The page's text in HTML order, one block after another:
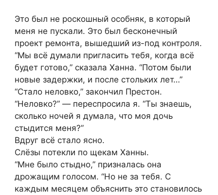
Это был не роскошный особняк, в который
меня не пускали. Это был бесконечный
проект ремонта, вышедший из-под контроля.
“Мы всё думали пригласить тебя, когда всё
будет готово,” сказала Ханна. “Потом были
новые задержки, и после стольких лет…”
“Стало неловко,” закончил Престон.
“Неловко?” — переспросила я. “Ты знаешь,
сколько ночей я думала, что моя дочь
стыдится меня?”
Вдруг всё стало ясно.
Слёзы потекли по щекам Ханны.
“Мне было стыдно,” призналась она
дрожащим голосом. “Но не за тебя. С
каждым месяцем объяснить это становилось